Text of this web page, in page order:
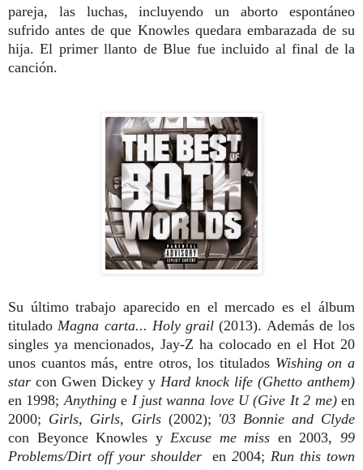
pareja, las luchas, incluyendo un aborto espontáneo
sufrido antes de que Knowles quedara embarazada de su
hija. El primer llanto de Blue fue incluido al final de la
canción.
Su último trabajo aparecido en el mercado es el álbum
tituladoMagna carta... Holy grail (2013). Además de los
singles ya mencionados, Jay-Z ha colocado en el Hot 20
unos cuantos más, entre otros, los titulados Wishing on a
star con Gwen Dickey y Hard knock life (Ghetto anthem)
en 1998;Anythinge I just wanna love U (Give It 2 me)en
2000; Girls, Girls, Girls(2002); '03 Bonnie and Clyde
con Beyonce Knowles yExcuse me miss en 2003,99
Problems/Dirt off your shoulderen2004;Run this town